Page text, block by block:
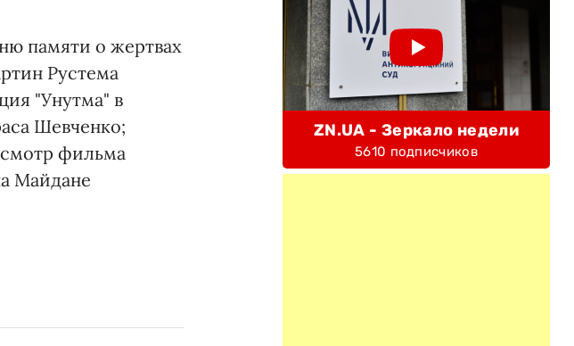
памяти о жертвах
Рустема
"Унутма" в
Шевченко;
фильма
Майдане
ZN.UA - Зеркало недели
5610 подписчиков